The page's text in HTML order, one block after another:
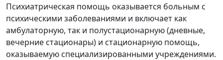
Психиатрическая помощь оказывается больным с
психическими заболеваниями и включает как
амбулаторную, так и полустационарную (дневные,
вечерние стационары) и стационарную помощь,
оказываемую специализированными учреждениями.